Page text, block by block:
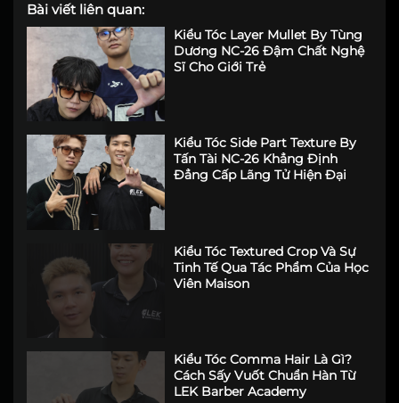
Bài viết liên quan:
Kiểu Tóc Layer Mullet By Tùng
Dương NC-26 Đậm Chất Nghệ
Sĩ Cho Giới Trẻ
Kiểu Tóc Side Part Texture By
Tấn Tài NC-26 Khẳng Định
Đẳng Cấp Lãng Tử Hiện Đại
Kiểu Tóc Textured Crop Và Sự
Tinh Tế Qua Tác Phẩm Của Học
Viên Maison
Kiểu Tóc Comma Hair Là Gì?
Cách Sấy Vuốt Chuẩn Hàn Từ
LEK Barber Academy